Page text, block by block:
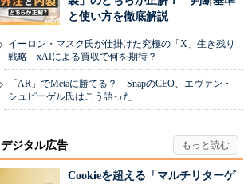
と使い方を徹底解説
イーロン・マスク氏が仕掛けた究極の「X」生き残り
戦略 xAIによる買収で何を期待？
「AR」でMetaに勝てる？ SnapのCEO、エヴァン・
シュピーゲル氏はこう語った
デジタル広告
Cookieを超える「マルチリターゲ